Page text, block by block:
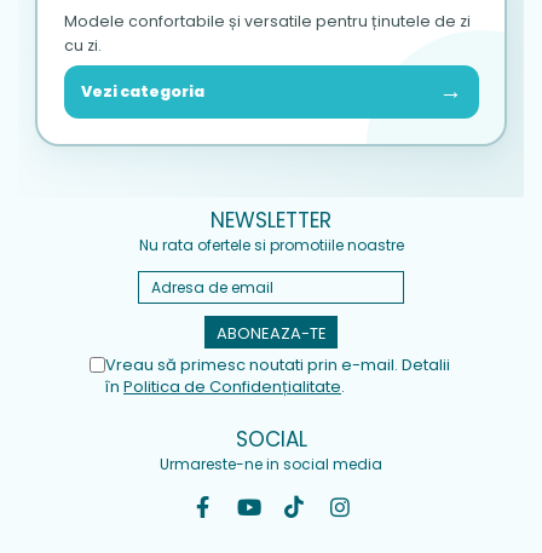
Modele confortabile și versatile pentru ținutele de zi
cu zi.
Vezi categoria →
NEWSLETTER
Nu rata ofertele si promotiile noastre
Vreau să primesc noutati prin e-mail. Detalii
în Politica de Confidențialitate.
SOCIAL
Urmareste-ne in social media